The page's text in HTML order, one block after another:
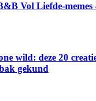
Vol Liefde-memes
wild: deze 20
gekund